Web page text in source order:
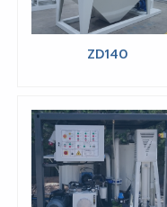
ZD140